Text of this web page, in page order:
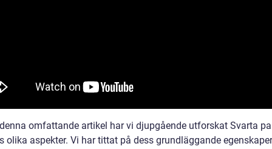
omfattande artikel har vi djupgående utforskat Svarta
olika aspekter. Vi har tittat på dess grundläggande